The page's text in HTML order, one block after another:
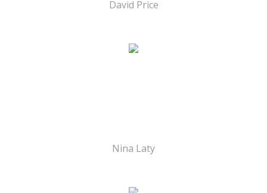
David Price
Nina Laty